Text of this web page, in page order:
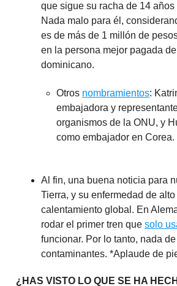
que sigue su racha de 14 años
Nada malo para él,
es de más de 1 millón de
en la persona mejor pagada
dominicano.
Otros nombramientos:
embajadora y
organismos de la ONU, y
como embajador en Corea.
Al fin, una buena noticia para
Tierra, y su enfermedad de alto
calentamiento global. En
rodar el primer tren que solo
funcionar. Por lo tanto, nada
contaminantes. *Aplaude de
¿HAS VISTO LO QUE SE HA